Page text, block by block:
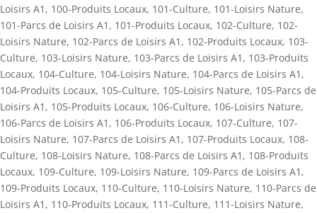
Loisirs A1 , 100-Produits Locaux, 101-Culture, 101-Loisirs Nature,
101-Parcs de Loisirs A1 , 101-Produits Locaux, 102-Culture, 102-
Loisirs Nature, 102-Parcs de Loisirs A1 , 102-Produits Locaux, 103-
Culture, 103-Loisirs Nature, 103-Parcs de Loisirs A1 , 103-Produits
Locaux, 104-Culture, 104-Loisirs Nature, 104-Parcs de Loisirs A1 ,
104-Produits Locaux, 105-Culture, 105-Loisirs Nature, 105-Parcs de
Loisirs A1 , 105-Produits Locaux, 106-Culture, 106-Loisirs Nature,
106-Parcs de Loisirs A1 , 106-Produits Locaux, 107-Culture, 107-
Loisirs Nature, 107-Parcs de Loisirs A1 , 107-Produits Locaux, 108-
Culture, 108-Loisirs Nature, 108-Parcs de Loisirs A1 , 108-Produits
Locaux, 109-Culture, 109-Loisirs Nature, 109-Parcs de Loisirs A1 ,
109-Produits Locaux, 110-Culture, 110-Loisirs Nature, 110-Parcs de
Loisirs A1 , 110-Produits Locaux, 111-Culture, 111-Loisirs Nature,